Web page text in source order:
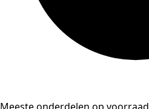
Meeste onderdelen op voorraad